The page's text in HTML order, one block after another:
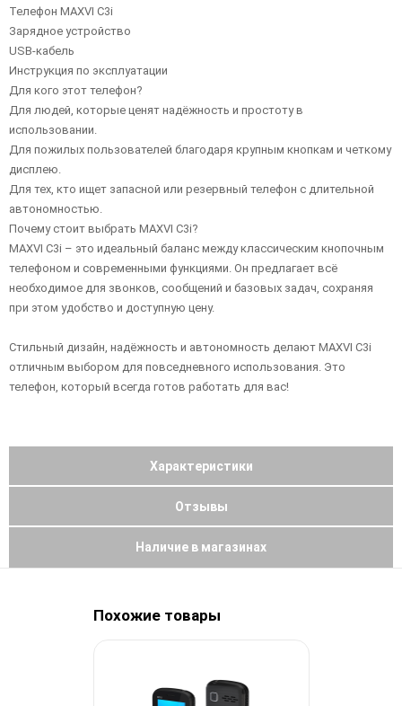
Телефон MAXVI C3i
Зарядное устройство
USB-кабель
Инструкция по эксплуатации
Для кого этот телефон?
Для людей, которые ценят надёжность и простоту в
использовании.
Для пожилых пользователей благодаря крупным кнопкам и четкому
дисплею.
Для тех, кто ищет запасной или резервный телефон с длительной
автономностью.
Почему стоит выбрать MAXVI C3i?
MAXVI C3i – это идеальный баланс между классическим кнопочным
телефоном и современными функциями. Он предлагает всё
необходимое для звонков, сообщений и базовых задач, сохраняя
при этом удобство и доступную цену.
Стильный дизайн, надёжность и автономность делают MAXVI C3i
отличным выбором для повседневного использования. Это
телефон, который всегда готов работать для вас!
Характеристики
Отзывы
Наличие в магазинах
Похожие товары